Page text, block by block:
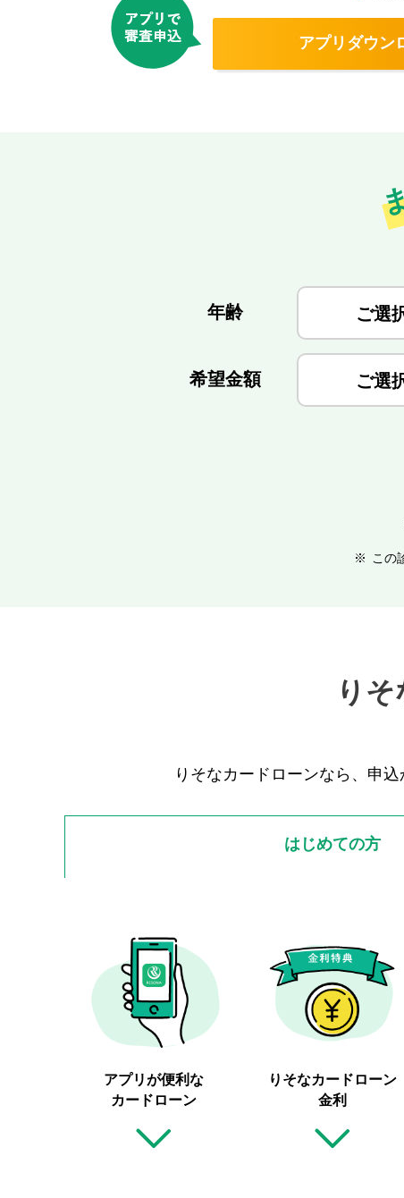
アプリダウン
年齢 ご選
希望金額 ご選
※ この
り
りそなカードローンなら、申
はじめての方
アプリが便利な
カードローン
りそなカードローン
金利